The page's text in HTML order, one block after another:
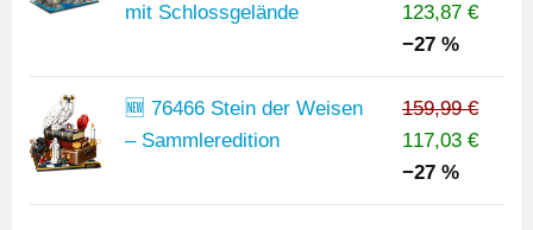
mit Schlossgelände
123,87 €
−27 %
🆕 76466 Stein der Weisen
– Sammleredition
159,99 €
117,03 €
−27 %